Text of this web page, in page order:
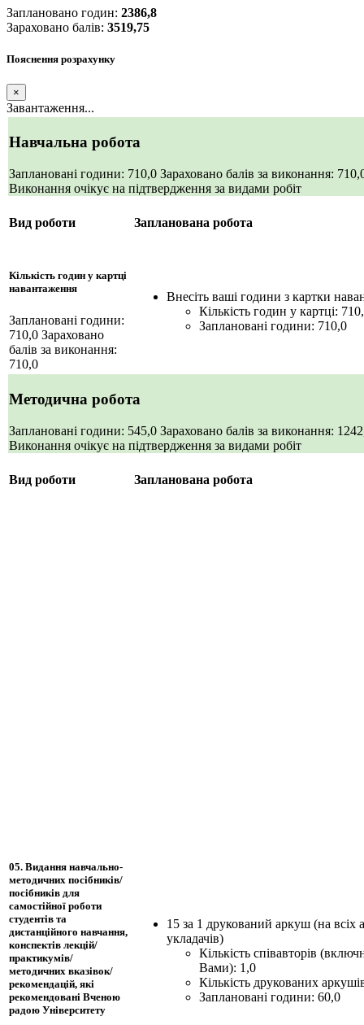
Заплановано годин: 2386,8
Зараховано балів: 3519,75
Пояснення розрахунку
×
Завантаження...
Навчальна робота
Заплановані години: 710,0 Зараховано балів за виконання:
Виконання очікує на підтвердження за видами робіт
Вид роботи Запланована робота
Кількість годин у картці
навантаження
Заплановані години:
710,0 Зараховано
балів за виконання:
710,0
Внесіть ваші години з картки
Кількість годин у картці:
Заплановані години: 710,0
Методична робота
Заплановані години: 545,0 Зараховано балів за виконання:
Виконання очікує на підтвердження за видами робіт
Вид роботи Запланована робота
05. Видання навчально-
методичних посібників/
посібників для
самостійної роботи
студентів та
дистанційного навчання,
конспектів лекцій/
практикумів/
методичних вказівок/
рекомендацій, які
рекомендовані Вченою
радою Університету
15 за 1 друкований аркуш (на всіх
укладачів)
Кількість співавторів
Вами): 1,0
Кількість друкованих
Заплановані години: 60,0